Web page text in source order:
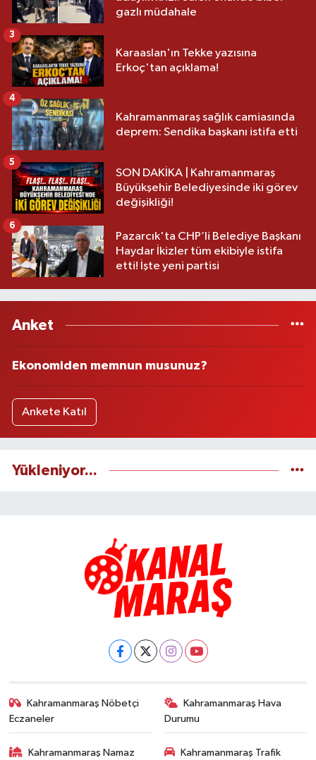
gazlı müdahale
Karaaslan'ın Tekke yazısına
Erkoç'tan açıklama!
3
Kahramanmaraş sağlık camiasında
deprem: Sendika başkanı istifa etti
4
SON DAKİKA | Kahramanmaraş
Büyükşehir Belediyesinde iki görev
değişikliği!
5
Pazarcık'ta CHP’li Belediye Başkanı
Haydar İkizler tüm ekibiyle istifa
etti! İşte yeni partisi
6
Anket
Ekonomiden memnun musunuz?
Ankete Katıl
Yükleniyor...
Kahramanmaraş Nöbetçi
Eczaneler
Kahramanmaraş Hava
Durumu
Kahramanmaraş Namaz
Kahramanmaraş Trafik